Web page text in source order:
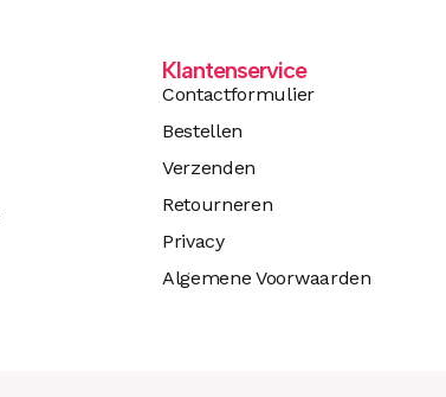
Klantenservice
Contactformulier
Bestellen
Verzenden
Retourneren
Privacy
Algemene Voorwaarden